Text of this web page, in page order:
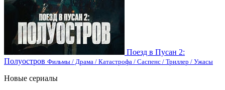
Поезд в Пусан 2:
Полуостров Фильмы / Драма / Катастрофа / Саспенс / Триллер / Ужасы
Новые сериалы